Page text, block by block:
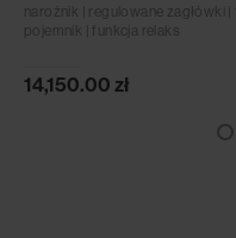
narożnik | regulowane zagłówki |
pojemnik | funkcja relaks
14,150.00 zł